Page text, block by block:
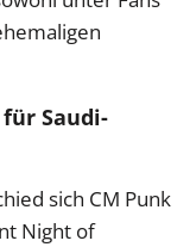
Saudi-
sich CM Punk
Night of